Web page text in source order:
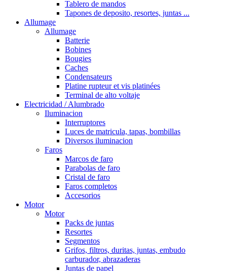
Tablero de mandos
Tapones de deposito, resortes, juntas ...
Allumage
Allumage
Batterie
Bobines
Bougies
Caches
Condensateurs
Platine rupteur et vis platinées
Terminal de alto voltaje
Electricidad / Alumbrado
Iluminacion
Interruptores
Luces de matricula, tapas, bombillas
Diversos iluminacion
Faros
Marcos de faro
Parabolas de faro
Cristal de faro
Faros completos
Accesorios
Motor
Motor
Packs de juntas
Resortes
Segmentos
Grifos, filtros, duritas, juntas, embudo
carburador, abrazaderas
Juntas de papel